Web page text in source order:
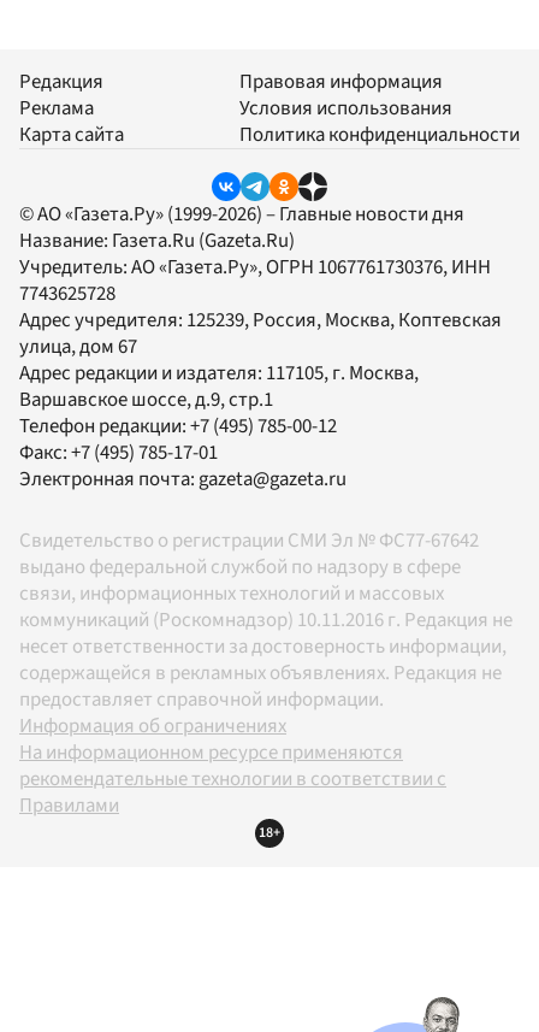
Редакция
Реклама
Карта сайта
Правовая информация
Условия использования
Политика конфиденциальности
© АО «Газета.Ру» (1999-2026) – Главные новости дня
Название: Газета.Ru (Gazeta.Ru)
Учредитель:АО «Газета.Ру», ОГРН 1067761730376, ИНН
7743625728
Адрес учредителя: 125239, Россия, Москва, Коптевская
улица, дом 67
Адрес редакции и издателя: 117105, г. Москва,
Варшавское шоссе, д.9, стр.1
Телефон редакции:+7 (495) 785-00-12
Факс:+7 (495) 785-17-01
Электронная почта: gazeta@gazeta.ru
Свидетельство о регистрации СМИ Эл № ФС77-67642
выдано федеральной службой по надзору в сфере
связи, информационных технологий и массовых
коммуникаций (Роскомнадзор) 10.11.2016 г. Редакция не
несет ответственности за достоверность информации,
содержащейся в рекламных объявлениях. Редакция не
предоставляет справочной информации.
Информация об ограничениях
На информационном ресурсе применяются
рекомендательные технологии в соответствии с
Правилами
18+